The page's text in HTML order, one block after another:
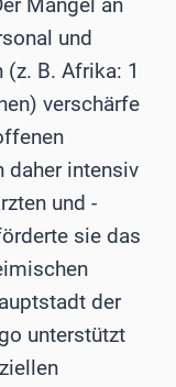
und
B. Afrika: 1
verschärfe
daher intensiv
und -
sie das
der
unterstützt